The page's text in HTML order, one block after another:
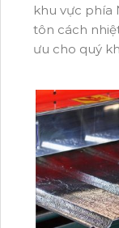
khu vực phía
tôn cách
ưu cho quý